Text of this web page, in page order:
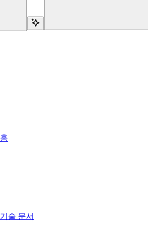
홈
기술 문서